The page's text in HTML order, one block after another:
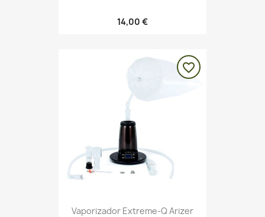
14,00 €
Vaporizador Extreme-Q Arizer
favorite_border